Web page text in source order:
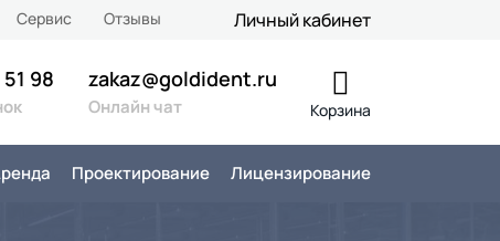
Сервис Отзывы Личный кабинет
98 zakaz@goldident.ru
Онлайн чат Корзина
Проектирование Лицензирование